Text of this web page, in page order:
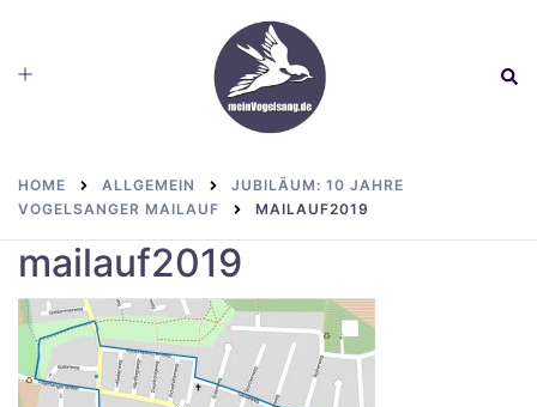
content
Toggle
HOME ALLGEMEIN
JUBILÄUM: 10 JAHRE
VOGELSANGER MAILAUF
MAILAUF2019
mailauf2019